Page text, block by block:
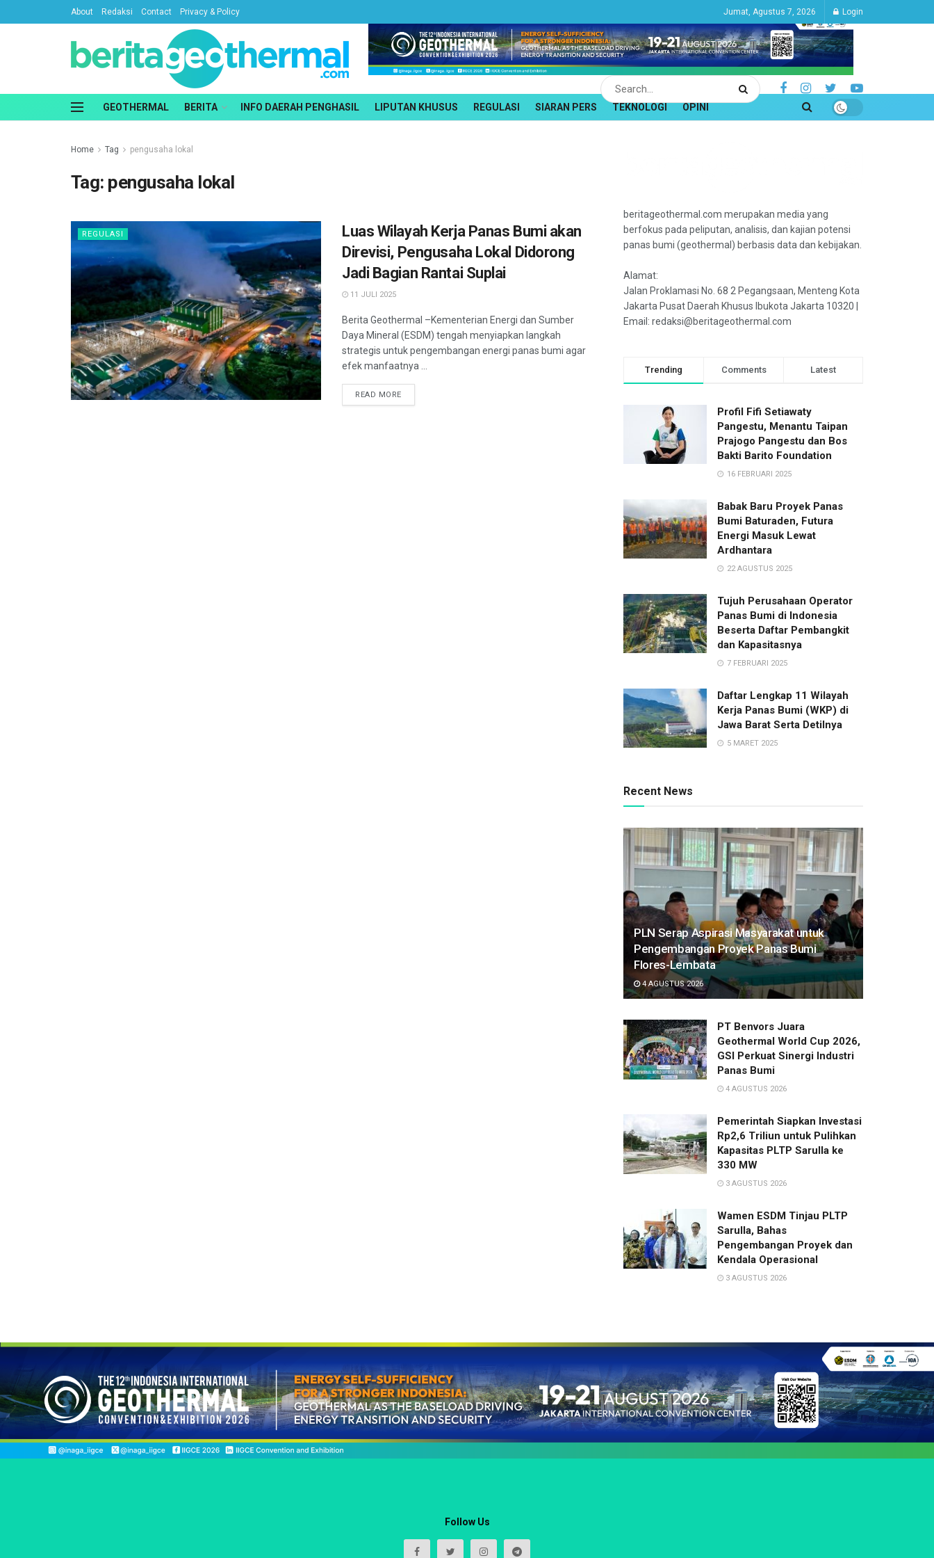
About Redaksi Contact Privacy & Policy Jumat, Agustus 7, 2026 Login
GEOTHERMAL BERITA INFO DAERAH PENGHASIL LIPUTAN KHUSUS REGULASI SIARAN PERS TEKNOLOGI OPINI
Home Tag pengusaha lokal
Tag: pengusaha lokal
REGULASI
Luas Wilayah Kerja Panas Bumi akan
Direvisi, Pengusaha Lokal Didorong
Jadi Bagian Rantai Suplai
11 JULI 2025
Berita Geothermal –Kementerian Energi dan Sumber
Daya Mineral (ESDM) tengah menyiapkan langkah
strategis untuk pengembangan energi panas bumi agar
efek manfaatnya ...
READ MORE
beritageothermal.com merupakan media yang
berfokus pada peliputan, analisis, dan kajian potensi
panas bumi (geothermal) berbasis data dan kebijakan.
Alamat:
Jalan Proklamasi No. 68 2 Pegangsaan, Menteng Kota
Jakarta Pusat Daerah Khusus Ibukota Jakarta 10320 |
Email: redaksi@beritageothermal.com
Trending Comments Latest
Profil Fifi Setiawaty
Pangestu, Menantu Taipan
Prajogo Pangestu dan Bos
Bakti Barito Foundation
16 FEBRUARI 2025
Babak Baru Proyek Panas
Bumi Baturaden, Futura
Energi Masuk Lewat
Ardhantara
22 AGUSTUS 2025
Tujuh Perusahaan Operator
Panas Bumi di Indonesia
Beserta Daftar Pembangkit
dan Kapasitasnya
7 FEBRUARI 2025
Daftar Lengkap 11 Wilayah
Kerja Panas Bumi (WKP) di
Jawa Barat Serta Detilnya
5 MARET 2025
Recent News
PLN Serap Aspirasi Masyarakat untuk
Pengembangan Proyek Panas Bumi
Flores-Lembata
4 AGUSTUS 2026
PT Benvors Juara
Geothermal World Cup 2026,
GSI Perkuat Sinergi Industri
Panas Bumi
4 AGUSTUS 2026
Pemerintah Siapkan Investasi
Rp2,6 Triliun untuk Pulihkan
Kapasitas PLTP Sarulla ke
330 MW
3 AGUSTUS 2026
Wamen ESDM Tinjau PLTP
Sarulla, Bahas
Pengembangan Proyek dan
Kendala Operasional
3 AGUSTUS 2026
Follow Us